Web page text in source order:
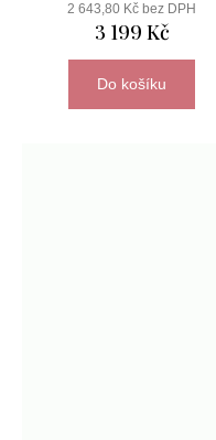
2 643,80 Kč bez DPH
3 199 Kč
Do košíku